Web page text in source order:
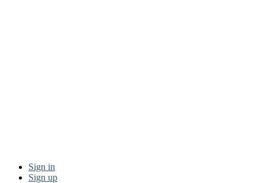
Sign in
Sign up